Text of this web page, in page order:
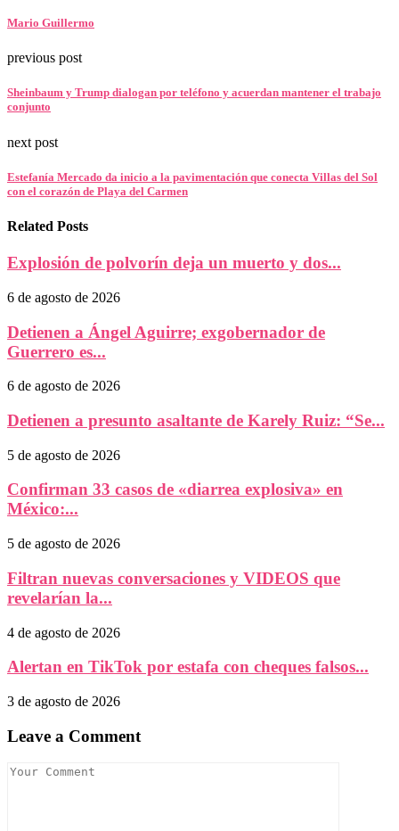
Mario Guillermo
previous post
Sheinbaum y Trump dialogan por teléfono y acuerdan mantener el trabajo
conjunto
next post
Estefanía Mercado da inicio a la pavimentación que conecta Villas del Sol
con el corazón de Playa del Carmen
Related Posts
Explosión de polvorín deja un muerto y dos...
6 de agosto de 2026
Detienen a Ángel Aguirre; exgobernador de
Guerrero es...
6 de agosto de 2026
Detienen a presunto asaltante de Karely Ruiz: “Se...
5 de agosto de 2026
Confirman 33 casos de «diarrea explosiva» en
México:...
5 de agosto de 2026
Filtran nuevas conversaciones y VIDEOS que
revelarían la...
4 de agosto de 2026
Alertan en TikTok por estafa con cheques falsos...
3 de agosto de 2026
Leave a Comment